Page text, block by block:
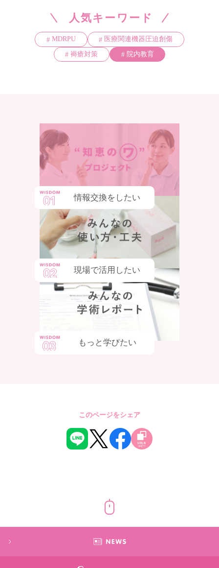
人気キーワード
MDRPU 医療関連機器圧迫創傷
褥瘡対策 院内教育
情報交換をしたい
現場で活用したい
もっと学びたい
このページをシェア